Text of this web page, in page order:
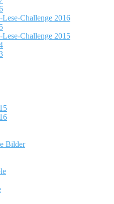
Lese-Challenge 2016
Lese-Challenge 2015
Bilder